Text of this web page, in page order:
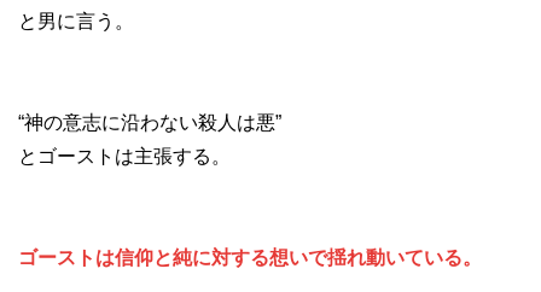
と男に言う。
“神の意志に沿わない殺人は悪”
とゴーストは主張する。
ゴーストは信仰と純に対する想いで揺れ動いている。